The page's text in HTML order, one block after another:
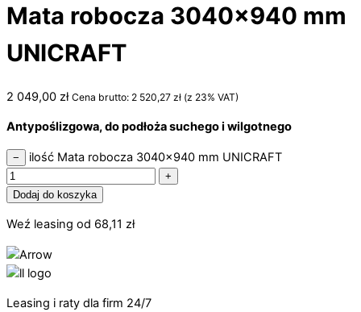
Mata robocza 3040×940 mm
UNICRAFT
2 049,00 zł Cena brutto: 2 520,27 zł (z 23% VAT)
Antypoślizgowa, do podłoża suchego i wilgotnego
− ilość Mata robocza 3040x940 mm UNICRAFT
+
Dodaj do koszyka
Weź leasing od 68,11 zł
Leasing i raty dla firm 24/7